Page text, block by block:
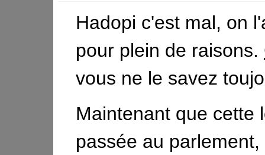
Hadopi c'est mal, on
pour plein de raisons.
vous ne le savez
Maintenant que cette
passée au